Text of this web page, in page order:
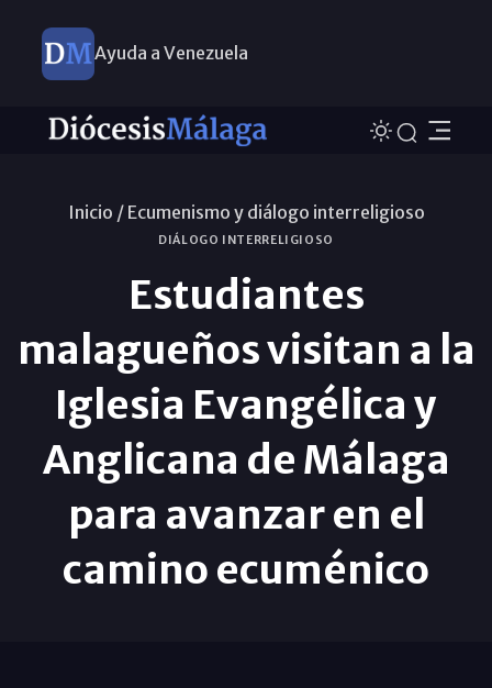
Ayuda a Venezuela
Inicio / Ecumenismo y diálogo interreligioso
DIÁLOGO INTERRELIGIOSO
Estudiantes
malagueños visitan a la
Iglesia Evangélica y
Anglicana de Málaga
para avanzar en el
camino ecuménico